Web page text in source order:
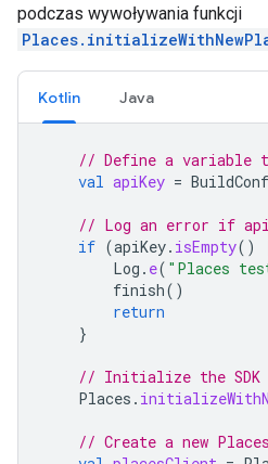
podczas wywoływania funkcji
Kotlin Java
// Define a variable
val apiKey =
// Log an error if
if (apiKey. isEmpty()
Log . e( "Places
finish()
return
}
// Initialize the SDK
Places .
// Create a new